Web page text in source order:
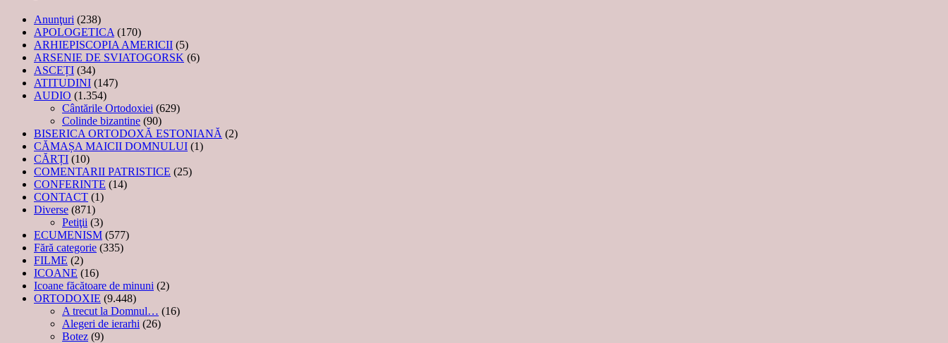
Anunţuri (238)
APOLOGETICA (170)
ARHIEPISCOPIA AMERICII (5)
ARSENIE DE SVIATOGORSK (6)
ASCEȚI (34)
ATITUDINI (147)
AUDIO (1.354)
Cântările Ortodoxiei (629)
Colinde bizantine (90)
BISERICA ORTODOXĂ ESTONIANĂ (2)
CĂMAȘA MAICII DOMNULUI (1)
CĂRȚI (10)
COMENTARII PATRISTICE (25)
CONFERINTE (14)
CONTACT (1)
Diverse (871)
Petiţii (3)
ECUMENISM (577)
Fără categorie (335)
FILME (2)
ICOANE (16)
Icoane făcătoare de minuni (2)
ORTODOXIE (9.448)
A trecut la Domnul… (16)
Alegeri de ierarhi (26)
Botez (9)